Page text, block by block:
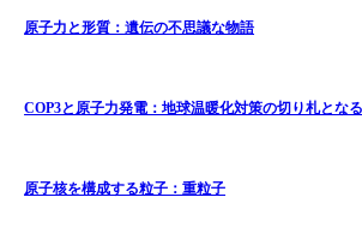
原子力と形質：遺伝の不思議な物語
COP3と原子力発電：地球温暖化対策の切り札とな
原子核を構成する粒子：重粒子